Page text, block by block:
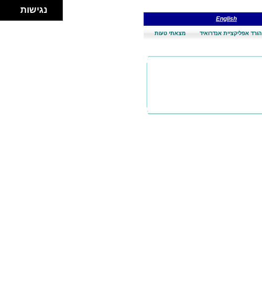
English
הורד אפליקציית אנדרואיד מצאתי טעות
נגישות